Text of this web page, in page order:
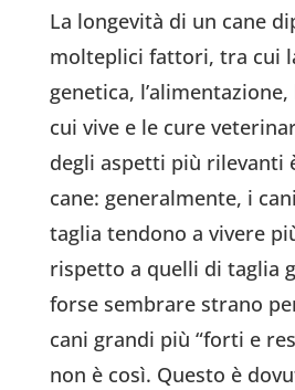
La longevità di un cane
molteplici fattori, tra cui
genetica, l’alimentazione,
cui vive e le cure
degli aspetti più rilevanti
cane: generalmente, i
taglia tendono a vivere
rispetto a quelli di taglia
forse sembrare strano
cani grandi più “forti e
non è così. Questo è